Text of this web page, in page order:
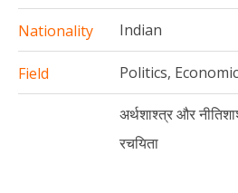
Nationality Indian
Field Politics,
अर्थशाश्त्र और
रचयिता